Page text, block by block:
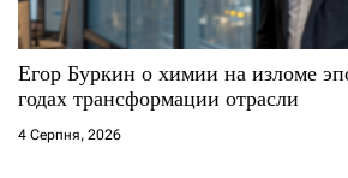
Егор Буркин о химии на изломе
годах трансформации отрасли
4 Серпня, 2026